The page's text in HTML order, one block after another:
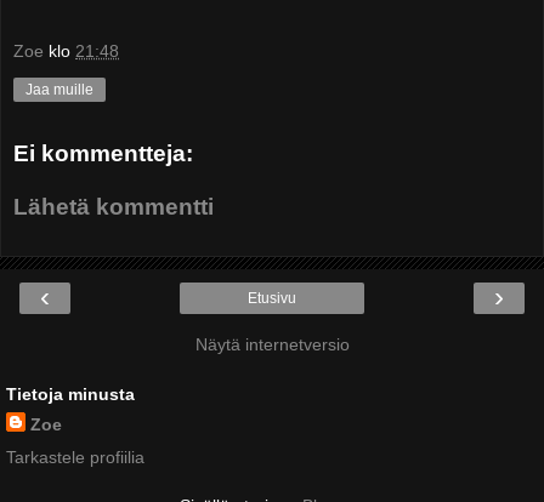
Zoe klo 21:48
Jaa muille
Ei kommentteja:
Lähetä kommentti
‹ ›
Etusivu
Näytä internetversio
Tietoja minusta
Zoe
Tarkastele profiilia